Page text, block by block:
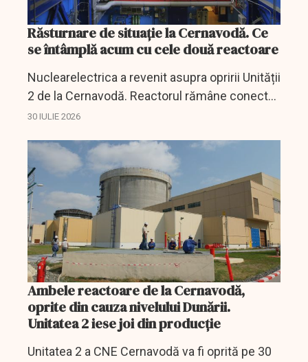
Răsturnare de situație la Cernavodă. Ce
se întâmplă acum cu cele două reactoare
Nuclearelectrica a revenit asupra opririi Unității
2 de la Cernavodă. Reactorul rămâne conectat,
însă situația Dunării este monitorizată
30 IULIE 2026
Ambele reactoare de la Cernavodă,
oprite din cauza nivelului Dunării.
Unitatea 2 iese joi din producție
Unitatea 2 a CNE Cernavodă va fi oprită pe 30